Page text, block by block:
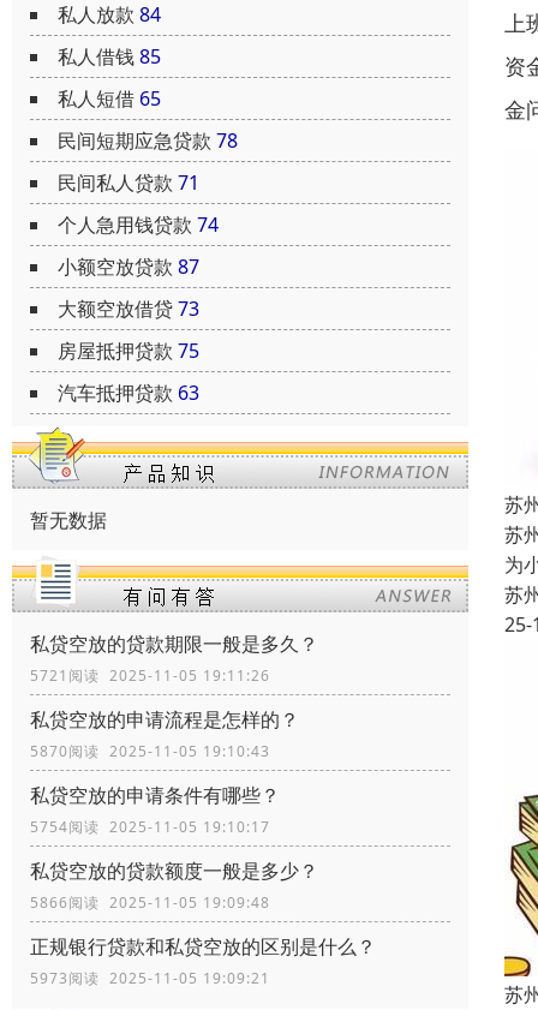
私人放款 84
私人借钱85
私人短借 65
民间短期应急贷款 78
民间私人贷款 71
个人急用钱贷款 74
小额空放贷款 87
大额空放借贷73
房屋抵押贷款 75
汽车抵押贷款 63
暂无数据
私贷空放的贷款期限一般是多久？
5721阅读 2025-11-05 19:11:26
私贷空放的申请流程是怎样的？
5870阅读 2025-11-05 19:10:43
私贷空放的申请条件有哪些？
5754阅读 2025-11-05 19:10:17
私贷空放的贷款额度一般是多少？
5866阅读 2025-11-05 19:09:48
正规银行贷款和私贷空放的区别是什么？
5973阅读 2025-11-05 19:09:21
上
资
金
苏
苏
为
苏
25-
苏